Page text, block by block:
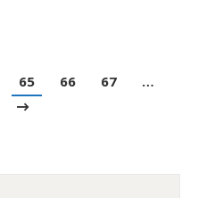
65 66 67
…